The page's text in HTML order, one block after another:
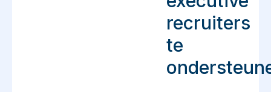
recruiters
te